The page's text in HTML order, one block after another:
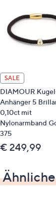
SALE
DIAMOUR
Anhänger 5
0,10ct mit
Nylonarmband
375
€ 249,99